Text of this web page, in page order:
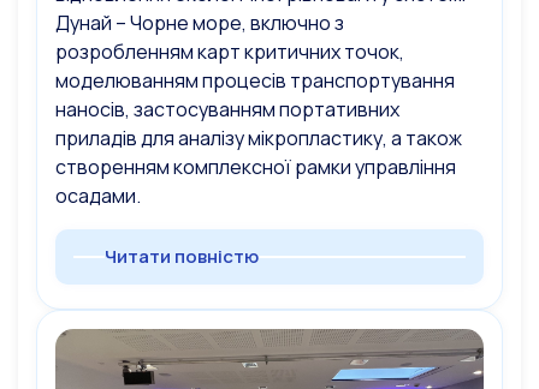
Дунай – Чорне море, включно з
розробленням карт критичних точок,
моделюванням процесів транспортування
наносів, застосуванням портативних
приладів для аналізу мікропластику, а також
створенням комплексної рамки управління
осадами.
Читати повністю